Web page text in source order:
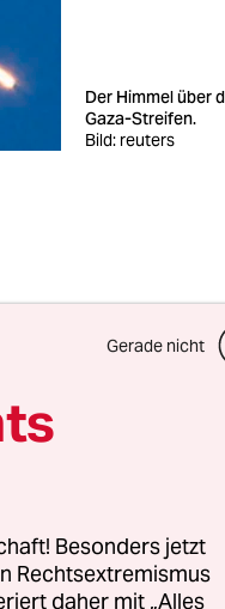
Der Himmel über
Gaza-Streifen.
Bild: reuters
das
Gerade nicht
Besonders jetzt
Rechtsextremismus
daher mit „Alles